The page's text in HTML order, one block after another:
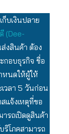
บเงินปลาย
(Dee-
งสินค้า ต้อง
กอบธุรกิจ ชื่อ
หนดให้ผู้ให้
วลา 5 วันก่อน
แจ้งเหตุที่ขอ
รถเปิดดูสินค้า
โภคสามารถ